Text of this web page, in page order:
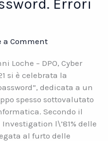
Errori
a Comment
Loche – DPO, Cyber
si è celebrata la
dedicata a un
spesso sottovalutato
Secondo il
l\’81% delle
al furto delle